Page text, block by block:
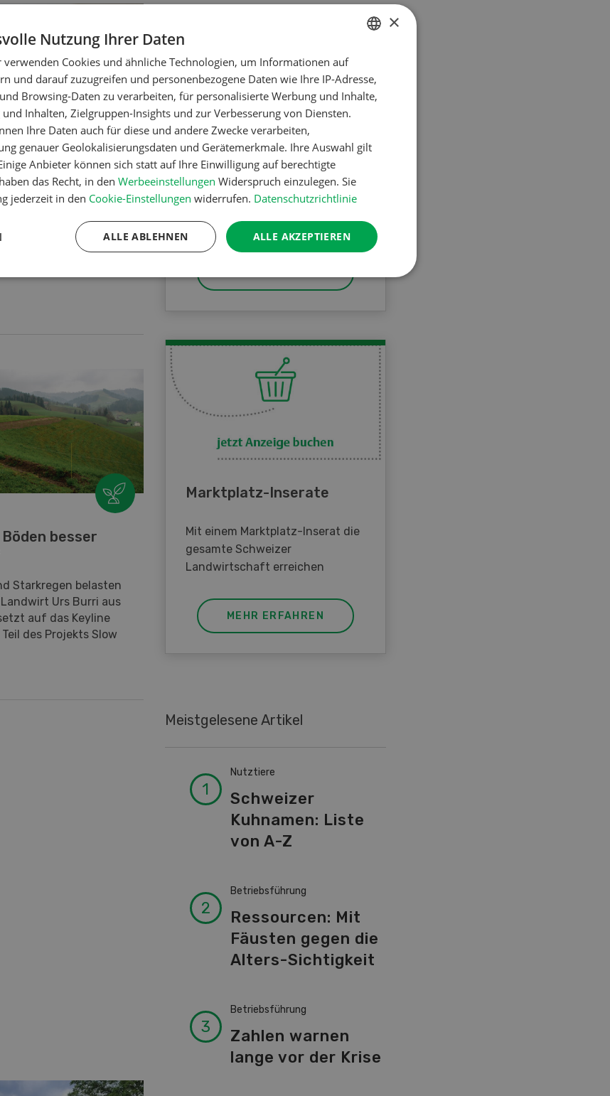
Wenn der Boden
ihre Eier nicht ins
der Arbeitsaufwand für
im Stall und der
besser
Starkregen belasten
Urs Burri aus
auf das Keyline
des Projekts Slow
Agenda
Events und Veranstaltungen
rund um die Landwirtschaft
Marktplatz-Inserate
Mit einem Marktplatz-Inserat die
gesamte Schweizer
Landwirtschaft erreichen
MEHR ERFAHREN
Meistgelesene Artikel
Nutztiere
Schweizer
Kuhnamen: Liste
von A-Z
Betriebsführung
Ressourcen: Mit
Fäusten gegen die
Alters-Sichtigkeit
Betriebsführung
Zahlen warnen
lange vor der Krise
FRENCH
×
Nutzung Ihrer Daten
Cookies und ähnliche Technologien, um Informationen auf
und darauf zuzugreifen und personenbezogene Daten wie Ihre IP-Adresse,
Browsing-Daten zu verarbeiten, für personalisierte Werbung und Inhalte,
Inhalten, Zielgruppen-Insights und zur Verbesserung von Diensten.
Ihre Daten auch für diese und andere Zwecke verarbeiten,
genauer Geolokalisierungsdaten und Gerätemerkmale. Ihre Auswahl gilt
Anbieter können sich statt auf Ihre Einwilligung auf berechtigte
das Recht, in den Werbeeinstellungen Widerspruch einzulegen. Sie
jederzeit in den Cookie-Einstellungen widerrufen. Datenschutzrichtlinie
ALLE AKZEPTIEREN
ALLE ABLEHNEN